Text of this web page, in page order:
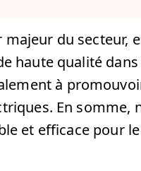
majeur du
haute qualité
à
En
et efficace pour